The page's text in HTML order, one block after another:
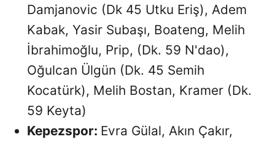
Damjanovic (Dk 45 Utku Eriş), Adem
Kabak, Yasir Subaşı, Boateng, Melih
İbrahimoğlu, Prip, (Dk. 59 N'dao),
Oğulcan Ülgün (Dk. 45 Semih
Kocatürk), Melih Bostan, Kramer (Dk.
59 Keyta)
Kepezspor: Evra Gülal, Akın Çakır,